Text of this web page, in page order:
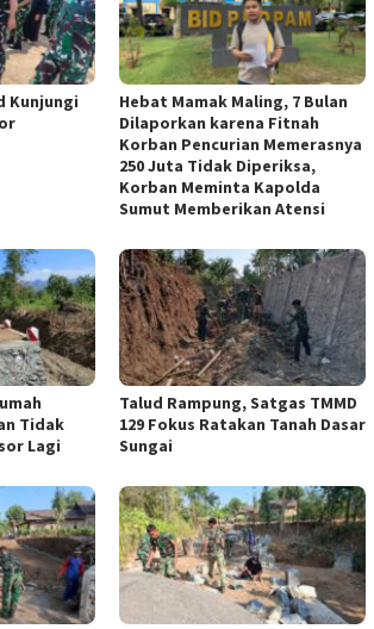
Kunjungi
Hebat Mamak Maling, 7 Bulan
Dilaporkan karena Fitnah
Korban Pencurian Memerasnya
250 Juta Tidak Diperiksa,
Korban Meminta Kapolda
Sumut Memberikan Atensi
Tidak
Lagi
Talud Rampung, Satgas TMMD
129 Fokus Ratakan Tanah Dasar
Sungai